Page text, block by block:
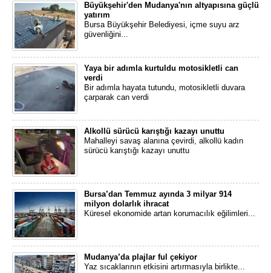
Büyükşehir'den Mudanya'nın altyapısına güçlü
yatırım
Bursa Büyükşehir Belediyesi, içme suyu arz
güvenliğini...
Yaya bir adımla kurtuldu motosikletli can
verdi
Bir adımla hayata tutundu, motosikletli duvara
çarparak can verdi
Alkollü sürücü karıştığı kazayı unuttu
Mahalleyi savaş alanına çevirdi, alkollü kadın
sürücü karıştığı kazayı unuttu
Bursa’dan Temmuz ayında 3 milyar 914
milyon dolarlık ihracat
Küresel ekonomide artan korumacılık eğilimleri...
Mudanya’da plajlar ful çekiyor
Yaz sıcaklarının etkisini artırmasıyla birlikte...